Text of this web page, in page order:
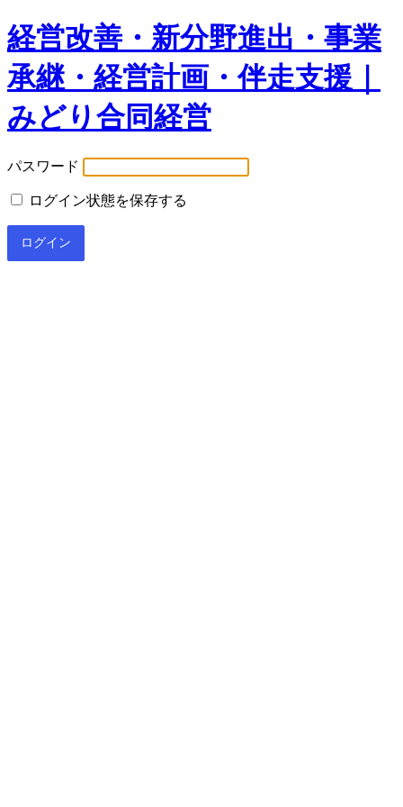
経営改善・新分野進出・事業
承継・経営計画・伴走支援｜
みどり合同経営
パスワード
ログイン状態を保存する